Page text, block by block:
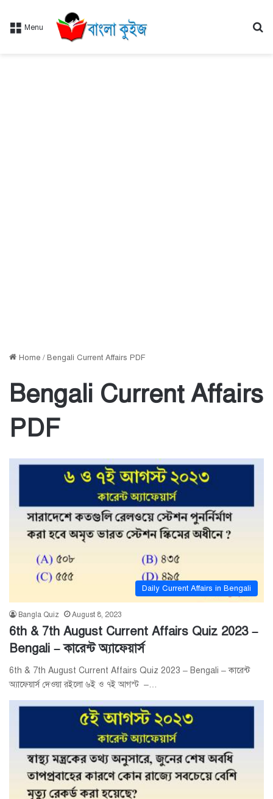
Menu
Home /Bengali Current Affairs PDF
Bengali Current Affairs
PDF
Daily Current Affairs in Bengali
Bangla Quiz August 8, 2023
6th & 7th August Current Affairs Quiz 2023 –
Bengali – কারেন্ট অ্যাফেয়ার্স
6th & 7th August Current Affairs Quiz 2023 – Bengali – কারেন্ট
অ্যাফেয়ার্স দেওয়া রইলো ৬ই ও ৭ই আগস্ট –…